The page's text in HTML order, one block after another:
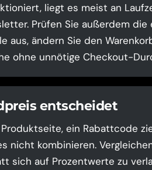
liegt es meist an
Prüfen Sie außerdem die
aus, ändern Sie den
ohne unnötige Checkout-
entscheidet
ein Rabattcode
nicht kombinieren.
sich auf Prozentwerte zu